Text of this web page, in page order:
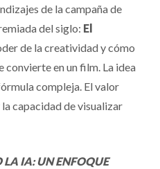
de la campaña de
del siglo: El
de la creatividad y cómo
convierte en un film. La idea
compleja. El valor
capacidad de visualizar
LA IA: UN ENFOQUE